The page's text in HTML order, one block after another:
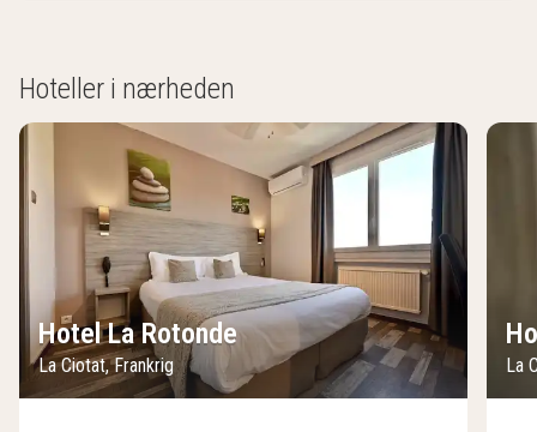
Hoteller i nærheden
Hotel La Rotonde
La Ciotat, Frankrig La